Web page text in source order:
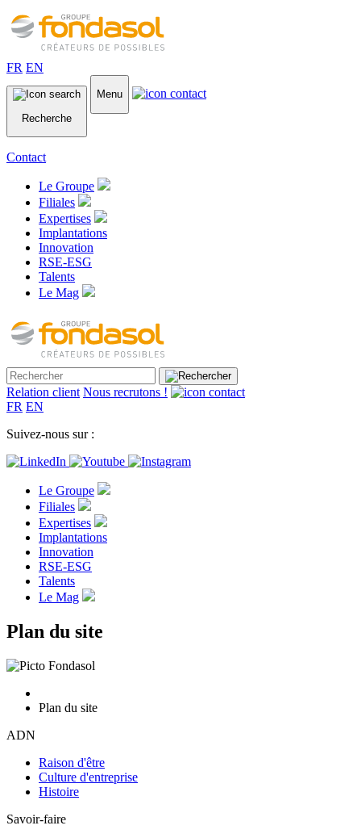
FR EN
Recherche
Menu
Contact
Le Groupe
Filiales
Expertises
Implantations
Innovation
RSE-ESG
Talents
Le Mag
Relation client Nous recrutons !
FR EN
Suivez-nous sur :
Le Groupe
Filiales
Expertises
Implantations
Innovation
RSE-ESG
Talents
Le Mag
Plan du site
Plan du site
ADN
Raison d'être
Culture d'entreprise
Histoire
Savoir-faire